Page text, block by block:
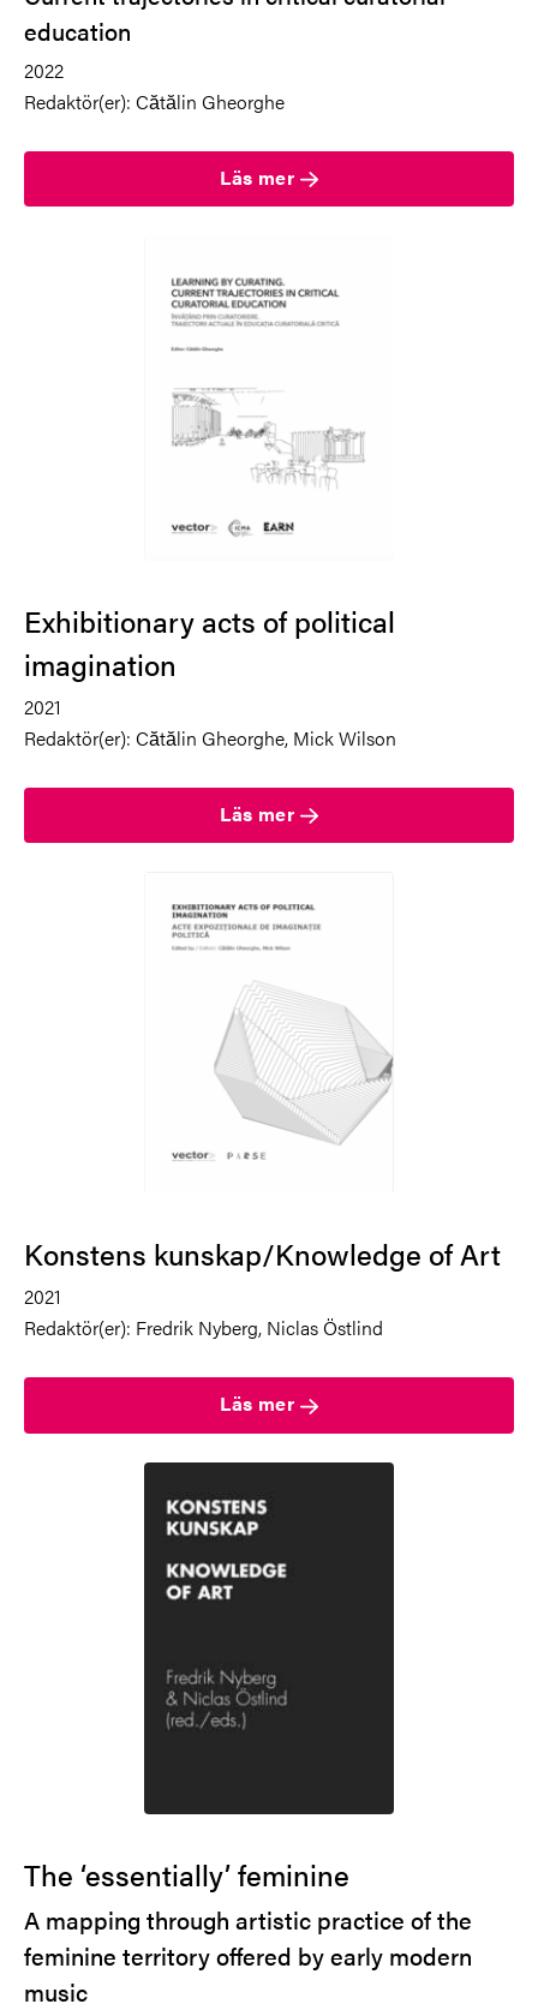
education
2022
Redaktör(er): Cătălin Gheorghe
Läs mer
Exhibitionary acts of political
imagination
2021
Redaktör(er): Cătălin Gheorghe, Mick Wilson
Läs mer
Konstens kunskap/Knowledge of Art
2021
Redaktör(er): Fredrik Nyberg, Niclas Östlind
Läs mer
The ‘essentially’ feminine
A mapping through artistic practice of the
feminine territory offered by early modern
music